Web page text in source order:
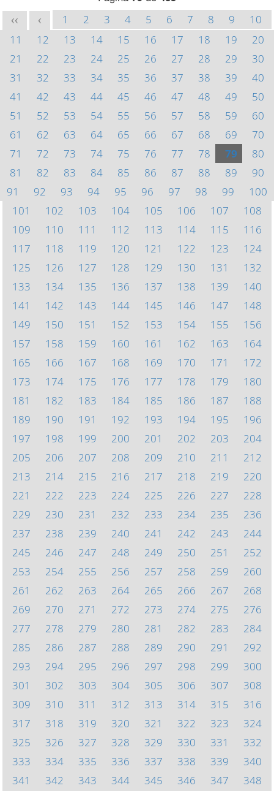
<< < 1 2 3 4 5 6 7 8 9
10
11
12 13 14 15 16 17 18 19
20
21
22 23 24 25 26 27 28 29
30
31
32 33 34 35 36 37 38 39
40
41
42 43 44 45 46 47 48 49
50
51
52 53 54 55 56 57 58 59
60
61
62 63 64 65 66 67 68 69
70
71
72 73 74 75 76 77 78 79
80
81
82 83 84 85 86 87 88 89
90
91
92 93 94 95 96 97 98 99
100
101
102 103 104 105 106 107
108
109
110 111 112 113 114 115
116
117
118 119 120 121 122 123
124
125
126 127 128 129 130 131
132
133
134 135 136 137 138 139
140
141
142 143 144 145 146 147
148
149
150 151 152 153 154 155
156
157
158 159 160 161 162 163
164
165
166 167 168 169 170 171
172
173
174 175 176 177 178 179
180
181
182 183 184 185 186 187
188
189
190 191 192 193 194 195
196
197
198 199 200 201 202 203
204
205
206 207 208 209 210 211
212
213
214 215 216 217 218 219
220
221
222 223 224 225 226 227
228
229
230 231 232 233 234 235
236
237
238 239 240 241 242 243
244
245
246 247 248 249 250 251
252
253
254 255 256 257 258 259
260
261
262 263 264 265 266 267
268
269
270 271 272 273 274 275
276
277
278 279 280 281 282 283
284
285
286 287 288 289 290 291
292
293
294 295 296 297 298 299
300
301
302 303 304 305 306 307
308
309
310 311 312 313 314 315
316
317
318 319 320 321 322 323
324
325
326 327 328 329 330 331
332
333
334 335 336 337 338 339
340
341
342 343 344 345 346 347 348